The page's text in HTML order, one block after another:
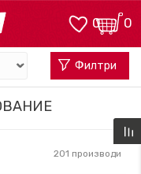
0
0
Филтри
201 производи